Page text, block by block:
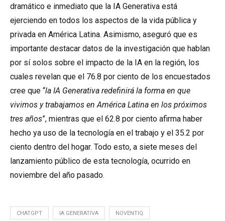
dramático e inmediato que la IA Generativa está
ejerciendo en todos los aspectos de la vida pública y
privada en América Latina. Asimismo, aseguró que es
importante destacar datos de la investigación que hablan
por sí solos sobre el impacto de la IA en la región, los
cuales revelan que el 76.8 por ciento de los encuestados
cree que “la IA Generativa redefinirá la forma en que
vivimos y trabajamos en América Latina en los próximos
tres años”, mientras que el 62.8 por ciento afirma haber
hecho ya uso de la tecnología en el trabajo y el 35.2 por
ciento dentro del hogar. Todo esto, a siete meses del
lanzamiento público de esta tecnología, ocurrido en
noviembre del año pasado.
CHATGPT IA GENERATIVA NOVENTIQ